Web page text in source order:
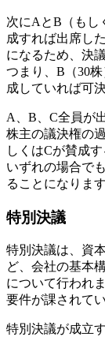
次にAとB（もし
成すれば出席し
になるため、決
つまり、B（30
成していれば可
A、B、C全員が
株主の議決権の
しくはCが賛成
いずれの場合で
ることになります
特別決議
特別決議は、資
ど、会社の基本
について行われ
要件が課されてい
特別決議が成立